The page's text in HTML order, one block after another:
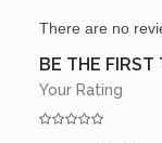
There are no
BE THE FIRST
Your Rating